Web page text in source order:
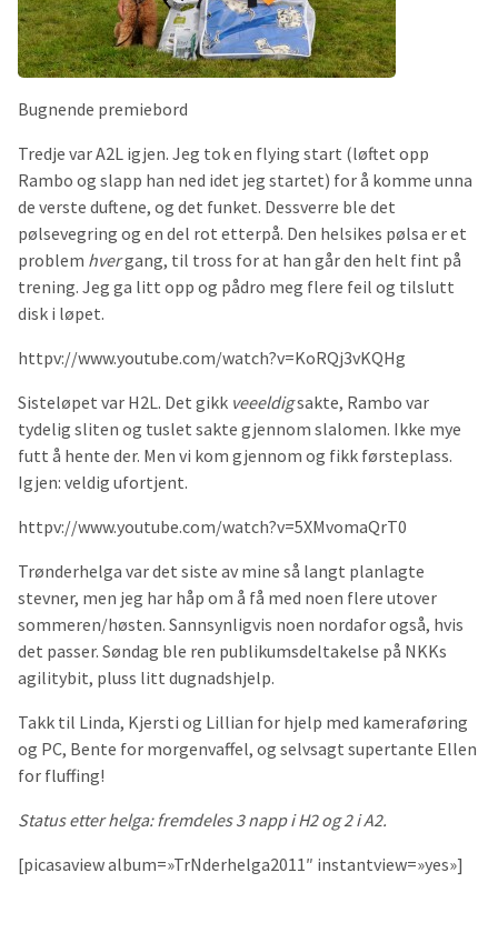
Bugnende premiebord
Tredje var A2L igjen. Jeg tok en flying start (løftet opp
Rambo og slapp han ned idet jeg startet) for å komme unna
de verste duftene, og det funket. Dessverre ble det
pølsevegring og en del rot etterpå. Den helsikes pølsa er et
problem hvergang, til tross for at han går den helt fint på
trening. Jeg ga litt opp og pådro meg flere feil og tilslutt
disk i løpet.
httpv://www.youtube.com/watch?v=KoRQj3vKQHg
Sisteløpet var H2L. Det gikk veeeldigsakte, Rambo var
tydelig sliten og tuslet sakte gjennom slalomen. Ikke mye
futt å hente der. Men vi kom gjennom og fikk førsteplass.
Igjen: veldig ufortjent.
httpv://www.youtube.com/watch?v=5XMvomaQrT0
Trønderhelga var det siste av mine så langt planlagte
stevner, men jeg har håp om å få med noen flere utover
sommeren/høsten. Sannsynligvis noen nordafor også, hvis
det passer. Søndag ble ren publikumsdeltakelse på NKKs
agilitybit, pluss litt dugnadshjelp.
Takk til Linda, Kjersti og Lillian for hjelp med kameraføring
og PC, Bente for morgenvaffel, og selvsagt supertante Ellen
for fluffing!
Status etter helga: fremdeles 3 napp i H2 og 2 i A2.
[picasaview album=»TrNderhelga2011″ instantview=»yes»]